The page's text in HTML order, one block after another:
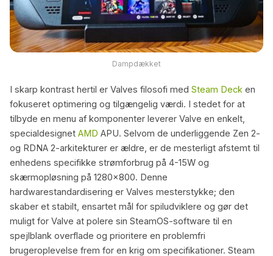
Dampdækket
I skarp kontrast hertil er Valves filosofi med Steam Deck en
fokuseret optimering og tilgængelig værdi. I stedet for at
tilbyde en menu af komponenter leverer Valve en enkelt,
specialdesignet AMD APU. Selvom de underliggende Zen 2-
og RDNA 2-arkitekturer er ældre, er de mesterligt afstemt til
enhedens specifikke strømforbrug på 4-15W og
skærmopløsning på 1280×800. Denne
hardwarestandardisering er Valves mesterstykke; den
skaber et stabilt, ensartet mål for spiludviklere og gør det
muligt for Valve at polere sin SteamOS-software til en
spejlblank overflade og prioritere en problemfri
brugeroplevelse frem for en krig om specifikationer. Steam